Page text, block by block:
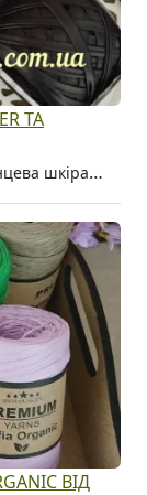
ТА
Приголомшливий ефект "металік", "гланцева шкіра", матова шкіра"
ВІД